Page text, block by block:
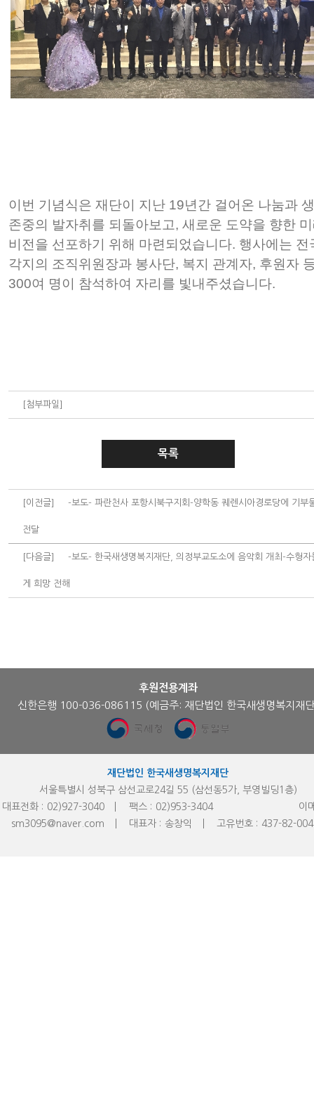
이번 기념식은 재단이 지난 19년간 걸어온 나눔과
존중의 발자취를 되돌아보고, 새로운 도약을 향한
비전을 선포하기 위해 마련되었습니다. 행사에는 전
각지의 조직위원장과 봉사단, 복지 관계자, 후원자
300여 명이 참석하여 자리를 빛내주셨습니다.
[첨부파일]
목록
[이전글] -보도- 파란천사 포항시북구지회-양학동 퀘렌시아경로당에 기부
전달
[다음글] -보도- 한국새생명복지재단, 의정부교도소에 음악회 개최-수형자
게 희망 전해
후원전용계좌
신한은행 100-036-086115 (예금주: 재단법인 한국새생명복지재
재단법인 한국새생명복지재단
서울특별시 성북구 삼선교로24길 55 (삼선동5가, 부영빌딩1층)
대표전화 : 02)927-3040 팩스 : 02)953-3404
이
sm3095@naver.com
대표자 : 송창익 고유번호 : 437-82-